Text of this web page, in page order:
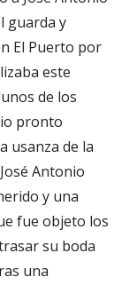
guarda y
El Puerto por
este
de los
pronto
usanza de la
Antonio
y una
fue objeto los
su boda
una